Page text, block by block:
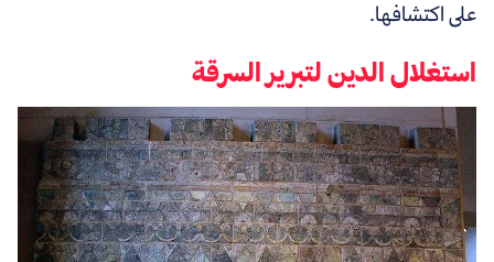
على اكتشافها.
استغلال الدين لتبرير السرقة